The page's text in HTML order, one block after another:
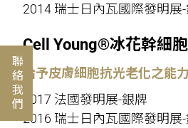
聯絡我們
2014 瑞士日內瓦國際發明展
Cell Young®冰花幹細胞
給予皮膚細胞抗光老化之能力
2017 法國發明展-銀牌
2016 瑞士日內瓦國際發明展